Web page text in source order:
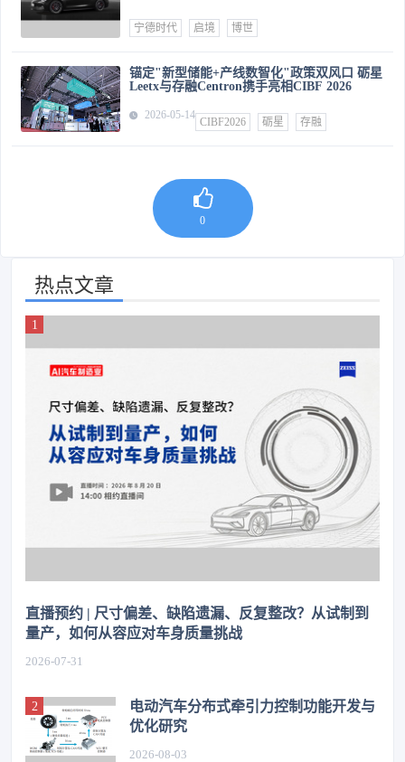
宁德时代 启境 博世
锚定"新型储能+产线数智化"政策双风口 砺星
Leetx与存融Centron携手亮相CIBF 2026
2026-05-14
CIBF2026 砺星 存融
0
热点文章
直播预约 | 尺寸偏差、缺陷遗漏、反复整改？从试制到
量产，如何从容应对车身质量挑战
2026-07-31
电动汽车分布式牵引力控制功能开发与
优化研究
2026-08-03